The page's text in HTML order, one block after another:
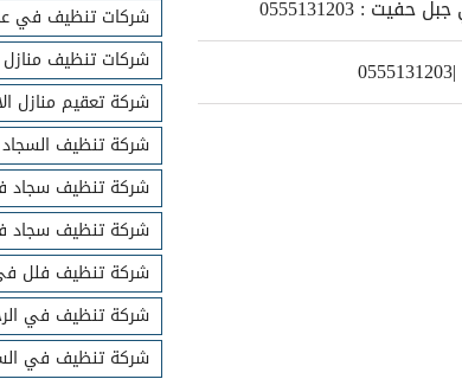
: 0555131203
شركات تنظيف في
شركات تنظيف
شركة تعقيم منازل
شركة تنظيف
شركة تنظيف سجاد
شركة تنظيف سجاد
شركة تنظيف فلل
شركة تنظيف في
شركة تنظيف في